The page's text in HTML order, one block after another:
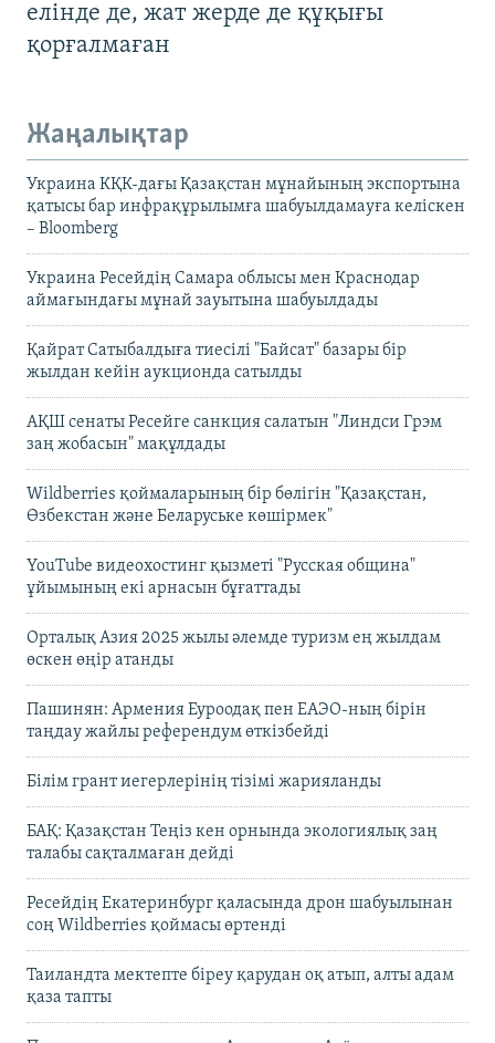
елінде де, жат жерде де құқығы
қорғалмаған
Жаңалықтар
Украина КҚК-дағы Қазақстан мұнайының экспортына
қатысы бар инфрақұрылымға шабуылдамауға келіскен
– Bloomberg
Украина Ресейдің Самара облысы мен Краснодар
аймағындағы мұнай зауытына шабуылдады
Қайрат Сатыбалдыға тиесілі "Байсат" базары бір
жылдан кейін аукционда сатылды
АҚШ сенаты Ресейге санкция салатын "Линдси Грэм
заң жобасын" мақұлдады
Wildberries қоймаларының бір бөлігін "Қазақстан,
Өзбекстан және Беларуське көшірмек"
YouTube видеохостинг қызметі "Русская община"
ұйымының екі арнасын бұғаттады
Орталық Азия 2025 жылы әлемде туризм ең жылдам
өскен өңір атанды
Пашинян: Армения Еуроодақ пен ЕАЭО-ның бірін
таңдау жайлы референдум өткізбейді
Білім грант иегерлерінің тізімі жарияланды
БАҚ: Қазақстан Теңіз кен орнында экологиялық заң
талабы сақталмаған дейді
Ресейдің Екатеринбург қаласында дрон шабуылынан
соң Wildberries қоймасы өртенді
Таиландта мектепте біреу қарудан оқ атып, алты адам
қаза тапты